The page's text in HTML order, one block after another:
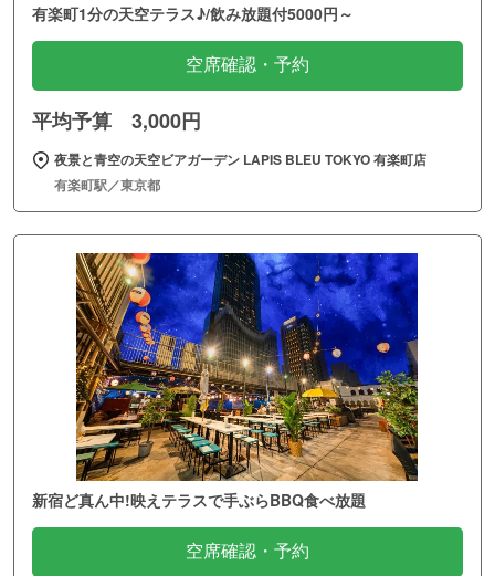
有楽町1分の天空テラス♪/飲み放題付5000円～
空席確認・予約
平均予算 3,000円
夜景と青空の天空ビアガーデン LAPIS BLEU TOKYO 有楽町店
有楽町駅／東京都
新宿ど真ん中!映えテラスで手ぶらBBQ食べ放題
空席確認・予約